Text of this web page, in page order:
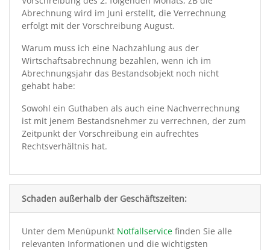
Abrechnung wird im Juni erstellt, die Verrechnung
erfolgt mit der Vorschreibung August.
Warum muss ich eine Nachzahlung aus der
Wirtschaftsabrechnung bezahlen, wenn ich im
Abrechnungsjahr das Bestandsobjekt noch nicht
gehabt habe:
Sowohl ein Guthaben als auch eine Nachverrechnung
ist mit jenem Bestandsnehmer zu verrechnen, der zum
Zeitpunkt der Vorschreibung ein aufrechtes
Rechtsverhältnis hat.
Schaden außerhalb der Geschäftszeiten:
Unter dem Menüpunkt Notfallservice finden Sie alle
relevanten Informationen und die wichtigsten